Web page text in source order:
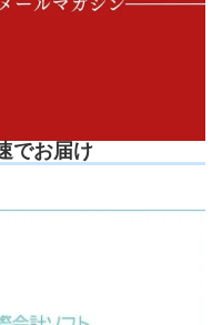
でお届け